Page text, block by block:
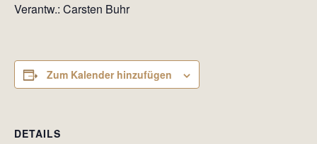
Verantw.: Carsten Buhr
Zum Kalender hinzufügen
DETAILS